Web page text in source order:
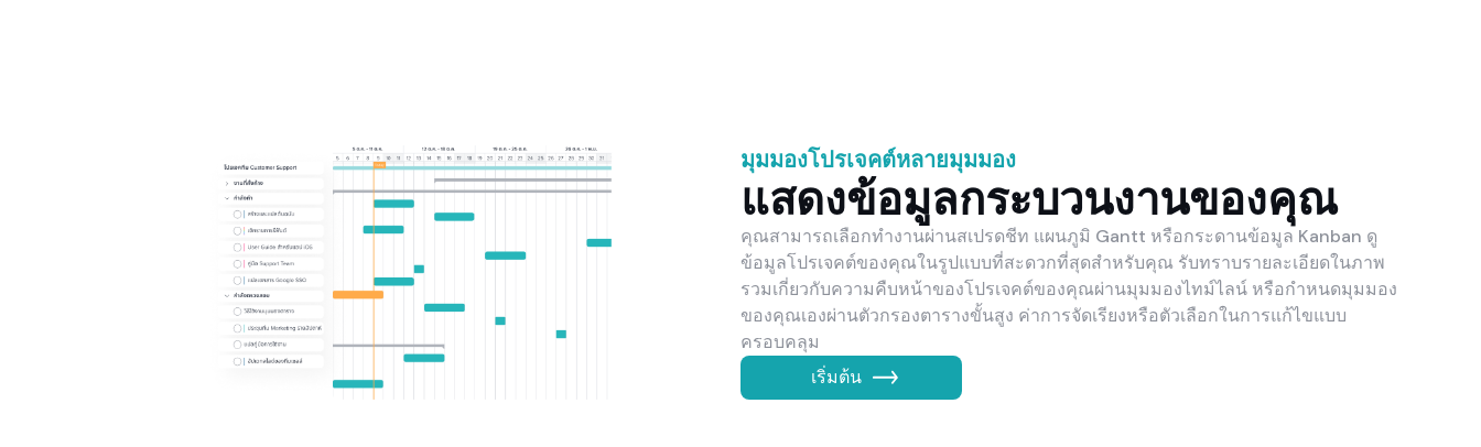
มุมมองโปรเจคต์หลายมุมมอง
แสดงข้อมูลกระบวนงานของคุณ
คุณสามารถเลือกทำงานผ่านสเปรดชีท แผนภูมิ Gantt หรือกระดานข้อมูล Kanban ดู
ข้อมูลโปรเจคต์ของคุณในรูปแบบที่สะดวกที่สุดสำหรับคุณ รับทราบรายละเอียดในภาพ
รวมเกี่ยวกับความคืบหน้าของโปรเจคต์ของคุณผ่านมุมมองไทม์ไลน์ หรือกำหนดมุมมอง
ของคุณเองผ่านตัวกรองตารางขั้นสูง ค่าการจัดเรียงหรือตัวเลือกในการแก้ไขแบบ
ครอบคลุม
เริ่มต้น